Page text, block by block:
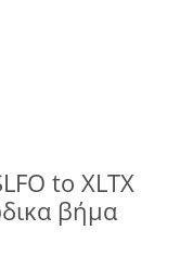
to XLTX
βήμα